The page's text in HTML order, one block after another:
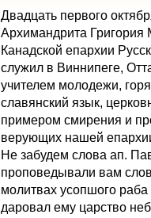
Двадцать первого
Архимандрита Григория
Канадской епархии
служил в Виннипеге,
учителем молодежи,
славянский язык,
примером смирения и
верующих нашей
Не забудем слова ап.
проповедывали вам
молитвах усопшого
даровал ему царство